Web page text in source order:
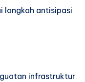
langkah antisipasi
infrastruktur